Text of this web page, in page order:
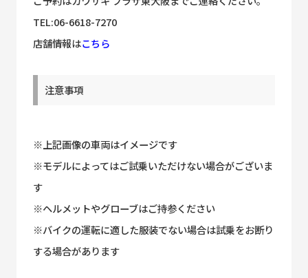
TEL:06-6618-7270
店舗情報はこちら
注意事項
※上記画像の車両はイメージです
※モデルによってはご試乗いただけない場合がございま
す
※ヘルメットやグローブはご持参ください
※バイクの運転に適した服装でない場合は試乗をお断り
する場合があります